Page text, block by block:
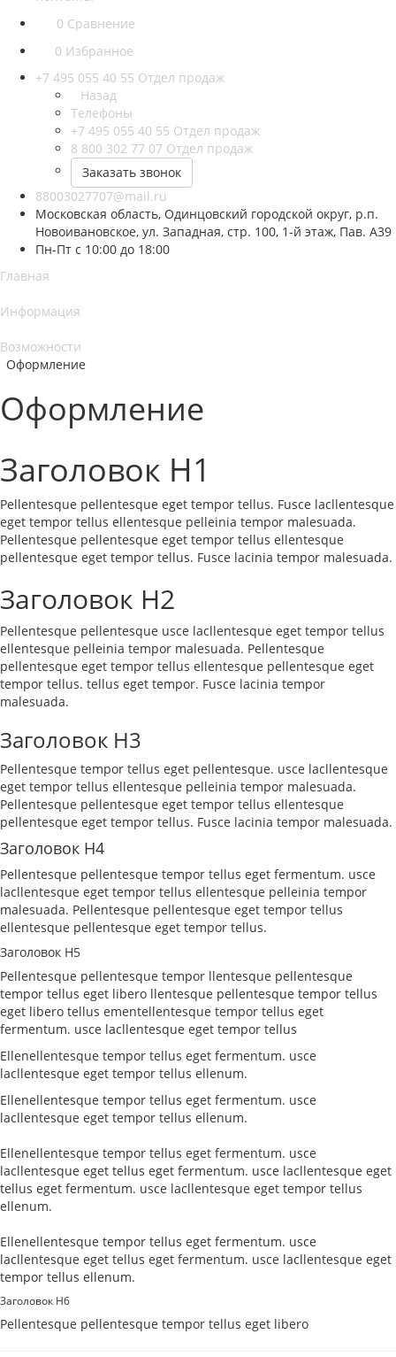
0 Сравнение
0 Избранное
+7 495 055 40 55 Отдел продаж
Назад
Телефоны
+7 495 055 40 55 Отдел продаж
8 800 302 77 07 Отдел продаж
Заказать звонок
88003027707@mail.ru
Московская область, Одинцовский городской округ, р.п.
Новоивановское, ул. Западная, стр. 100, 1-й этаж, Пав. А39
Пн-Пт с 10:00 до 18:00
Главная
Информация
Возможности
Оформление
Оформление
Заголовок H1
Pellentesque pellentesque eget tempor tellus. Fusce lacllentesque
eget tempor tellus ellentesque pelleinia tempor malesuada.
Pellentesque pellentesque eget tempor tellus ellentesque
pellentesque eget tempor tellus. Fusce lacinia tempor malesuada.
Заголовок H2
Pellentesque pellentesque usce lacllentesque eget tempor tellus
ellentesque pelleinia tempor malesuada. Pellentesque
pellentesque eget tempor tellus ellentesque pellentesque eget
tempor tellus. tellus eget tempor. Fusce lacinia tempor
malesuada.
Заголовок H3
Pellentesque tempor tellus eget pellentesque. usce lacllentesque
eget tempor tellus ellentesque pelleinia tempor malesuada.
Pellentesque pellentesque eget tempor tellus ellentesque
pellentesque eget tempor tellus. Fusce lacinia tempor malesuada.
Заголовок H4
Pellentesque pellentesque tempor tellus eget fermentum. usce
lacllentesque eget tempor tellus ellentesque pelleinia tempor
malesuada. Pellentesque pellentesque eget tempor tellus
ellentesque pellentesque eget tempor tellus.
Заголовок H5
Pellentesque pellentesque tempor llentesque pellentesque
tempor tellus eget libero llentesque pellentesque tempor tellus
eget libero tellus ementellentesque tempor tellus eget
fermentum. usce lacllentesque eget tempor tellus
Ellenellentesque tempor tellus eget fermentum. usce
lacllentesque eget tempor tellus ellenum.
Ellenellentesque tempor tellus eget fermentum. usce
lacllentesque eget tempor tellus ellenum.
Ellenellentesque tempor tellus eget fermentum. usce
lacllentesque eget tellus eget fermentum. usce lacllentesque eget
tellus eget fermentum. usce lacllentesque eget tempor tellus
ellenum.
Ellenellentesque tempor tellus eget fermentum. usce
lacllentesque eget tellus eget fermentum. usce lacllentesque eget
tempor tellus ellenum.
Заголовок H6
Pellentesque pellentesque tempor tellus eget libero